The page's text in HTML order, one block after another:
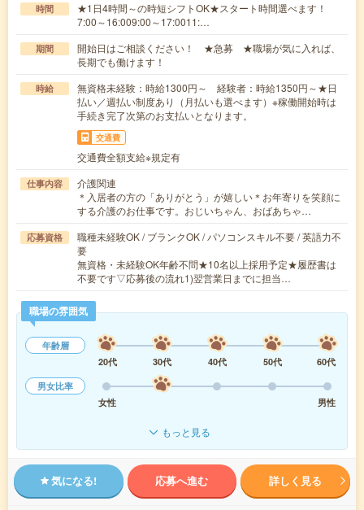
時間
★1日4時間～の時短シフトOK★スタート時間選べます！
7:00～16:009:00～17:0011:…
期間
開始日はご相談ください！ ★急募 ★職場が気に入れば、
長期でも働けます！
時給
無資格未経験：時給1300円～ 経験者：時給1350円～★日
払い／週払い制度あり（月払いも選べます）※稼働開始時は
手続き完了次第のお支払いとなります。
交通費
交通費全額支給※規定有
仕事内容
介護関連
＊入居者の方の「ありがとう」が嬉しい＊お年寄りを笑顔に
する介護のお仕事です。おじいちゃん、おばあちゃ…
応募資格
職種未経験OK / ブランクOK / パソコンスキル不要 / 英語力不
要
無資格・未経験OK年齢不問★10名以上採用予定★履歴書は
不要です▽応募後の流れ1)翌営業日までに担当…
職場の雰囲気
年齢層
20代
30代 40代 50代
60代
男女比率
女性
男性
もっと見る
気になる! 応募へ進む 詳しく見る